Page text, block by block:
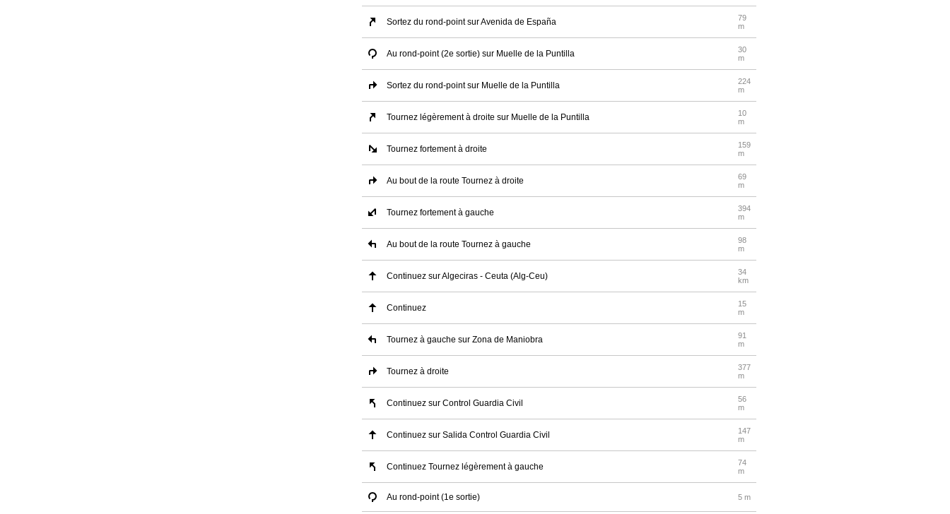
Sortez du rond-point sur Avenida de España
79
m
Au rond-point (2e sortie) sur Muelle de la Puntilla
30
m
Sortez du rond-point sur Muelle de la Puntilla
224
m
Tournez légèrement à droite sur Muelle de la Puntilla
10
m
Tournez fortement à droite
159
m
Au bout de la route Tournez à droite
69
m
Tournez fortement à gauche
394
m
Au bout de la route Tournez à gauche
98
m
Continuez sur Algeciras - Ceuta (Alg-Ceu)
34
km
Continuez
15
m
Tournez à gauche sur Zona de Maniobra
91
m
Tournez à droite
377
m
Continuez sur Control Guardia Civil
56
m
Continuez sur Salida Control Guardia Civil
147
m
Continuez Tournez légèrement à gauche
74
m
Au rond-point (1e sortie) 5 m